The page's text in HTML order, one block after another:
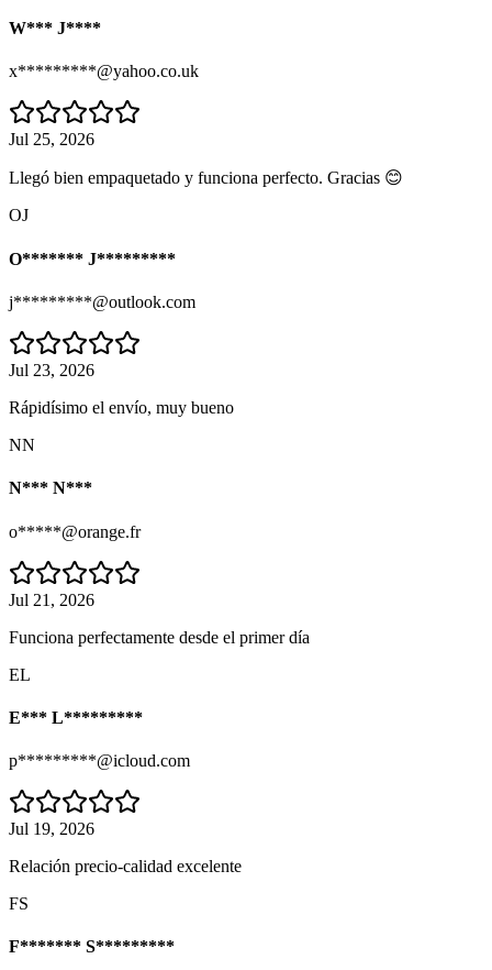
W*** J****
x*********@yahoo.co.uk
Jul 25, 2026
Llegó bien empaquetado y funciona perfecto. Gracias 😊
OJ
O******* J*********
j*********@outlook.com
Jul 23, 2026
Rápidísimo el envío, muy bueno
NN
N*** N***
o*****@orange.fr
Jul 21, 2026
Funciona perfectamente desde el primer día
EL
E*** L*********
p*********@icloud.com
Jul 19, 2026
Relación precio-calidad excelente
FS
F******* S*********